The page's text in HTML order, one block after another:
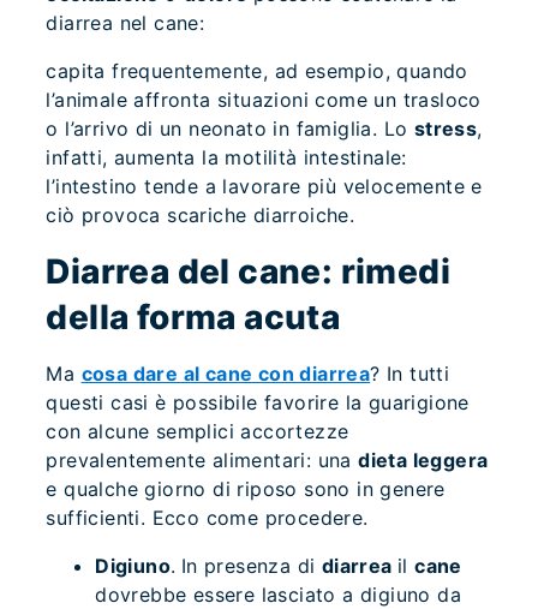
diarrea nel cane:
capita frequentemente, ad esempio, quando
l’animale affronta situazioni come un trasloco
o l’arrivo di un neonato in famiglia. Lo stress,
infatti, aumenta la motilità intestinale:
l’intestino tende a lavorare più velocemente e
ciò provoca scariche diarroiche.
Diarrea del cane: rimedi
della forma acuta
Ma cosa dare al cane con diarrea? In tutti
questi casi è possibile favorire la guarigione
con alcune semplici accortezze
prevalentemente alimentari: unadieta leggera
e qualche giorno di riposo sono in genere
sufficienti. Ecco come procedere.
Digiuno. In presenza di diarrea ilcane
dovrebbe essere lasciato a digiuno da